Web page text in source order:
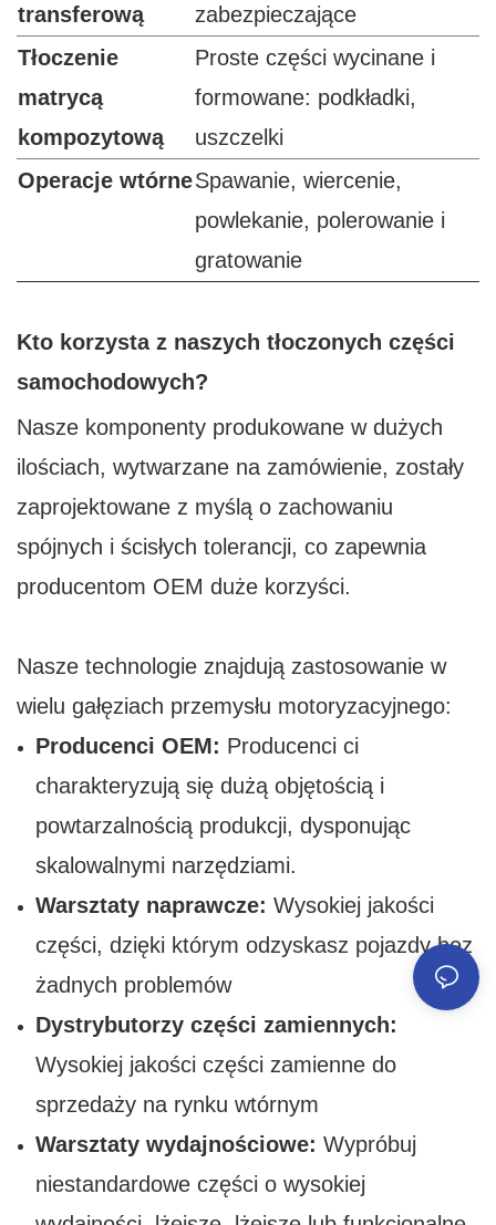
transferową
zabezpieczające
Tłoczenie
matrycą
kompozytową
Proste części wycinane i
formowane: podkładki,
uszczelki
Operacje wtórneSpawanie, wiercenie,
powlekanie, polerowanie i
gratowanie
Kto korzysta z naszych tłoczonych części
samochodowych?
Nasze komponenty produkowane w dużych
ilościach, wytwarzane na zamówienie, zostały
zaprojektowane z myślą o zachowaniu
spójnych i ścisłych tolerancji, co zapewnia
producentom OEM duże korzyści.
Nasze technologie znajdują zastosowanie w
wielu gałęziach przemysłu motoryzacyjnego:
Producenci OEM: Producenci ci
charakteryzują się dużą objętością i
powtarzalnością produkcji, dysponując
skalowalnymi narzędziami.
Warsztaty naprawcze: Wysokiej jakości
części, dzięki którym odzyskasz pojazdy bez
żadnych problemów
Dystrybutorzy części zamiennych:
Wysokiej jakości części zamienne do
sprzedaży na rynku wtórnym
Warsztaty wydajnościowe: Wypróbuj
niestandardowe części o wysokiej